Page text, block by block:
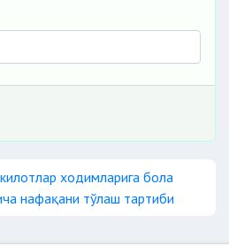
ходимларига бола
нафақани тўлаш тартиби